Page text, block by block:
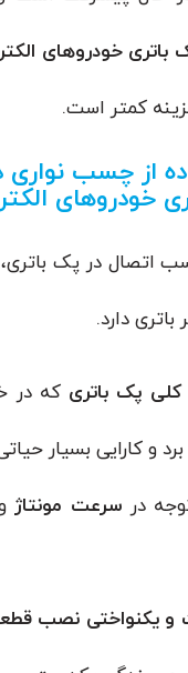
باتری خودروهای
کمتر است.
از چسب نواری
خودروهای
اتصال در پک باتری،
دارد.
پک باتریکه در
و کارایی بسیار
در سرعت مونتاژو
و یکنواختی نصب